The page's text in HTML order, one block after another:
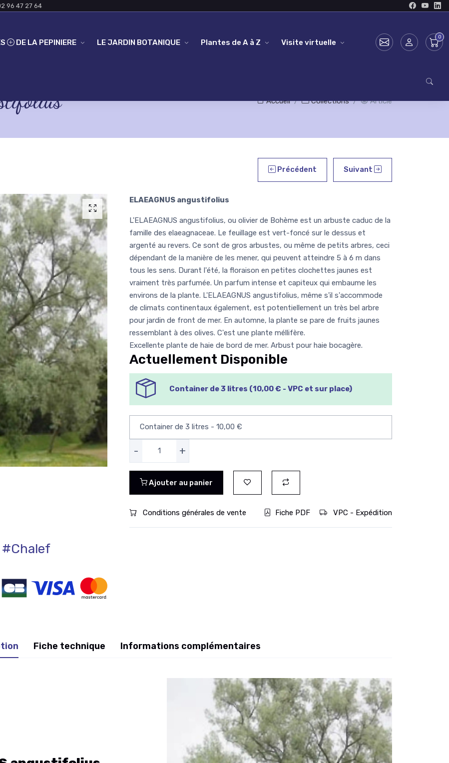
96 47 27 64
DE LA PEPINIERE LE JARDIN BOTANIQUE Plantes de A à Z Visite virtuelle
Accueil Collections Article
Précédent Suivant
#Chalef
ELAEAGNUS angustifolius
L'ELAEAGNUS angustifolius, ou olivier de Bohème est un arbuste caduc de la
famille des elaeagnaceae. Le feuillage est vert-foncé sur le dessus et
argenté au revers. Ce sont de gros arbustes, ou même de petits arbres, ceci
dépendant de la manière de les mener, qui peuvent atteindre 5 à 6 m dans
tous les sens. Durant l'été, la floraison en petites clochettes jaunes est
vraiment très parfumée. Un parfum intense et capiteux qui embaume les
environs de la plante. L'ELAEAGNUS angustifolius, même s'il s'accommode
de climats continentaux également, est potentiellement un très bel arbre
pour jardin de front de mer. En automne, la plante se pare de fruits jaunes
ressemblant à des olives. C'est une plante méllifère.
Excellente plante de haie de bord de mer. Arbust pour haie bocagère.
Actuellement Disponible
Container de 3 litres (10,00 € - VPC et sur place)
- +
Ajouter au panier
Conditions générales de vente Fiche PDF VPC - Expédition
Fiche technique Informations complémentaires